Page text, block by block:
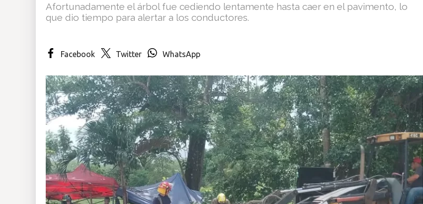
Multimedia
Afortunadamente el árbol fue cediendo lentamente hasta caer en el pavimento, lo
que dio tiempo para alertar a los conductores.
Facebook Twitter WhatsApp